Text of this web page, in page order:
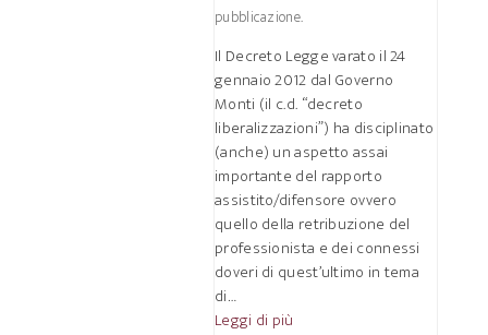
pubblicazione.
Il Decreto Legge varato il 24
gennaio 2012 dal Governo
Monti (il c.d. “decreto
liberalizzazioni”) ha disciplinato
(anche) un aspetto assai
importante del rapporto
assistito/difensore ovvero
quello della retribuzione del
professionista e dei connessi
doveri di quest’ultimo in tema
di…
Leggi di più